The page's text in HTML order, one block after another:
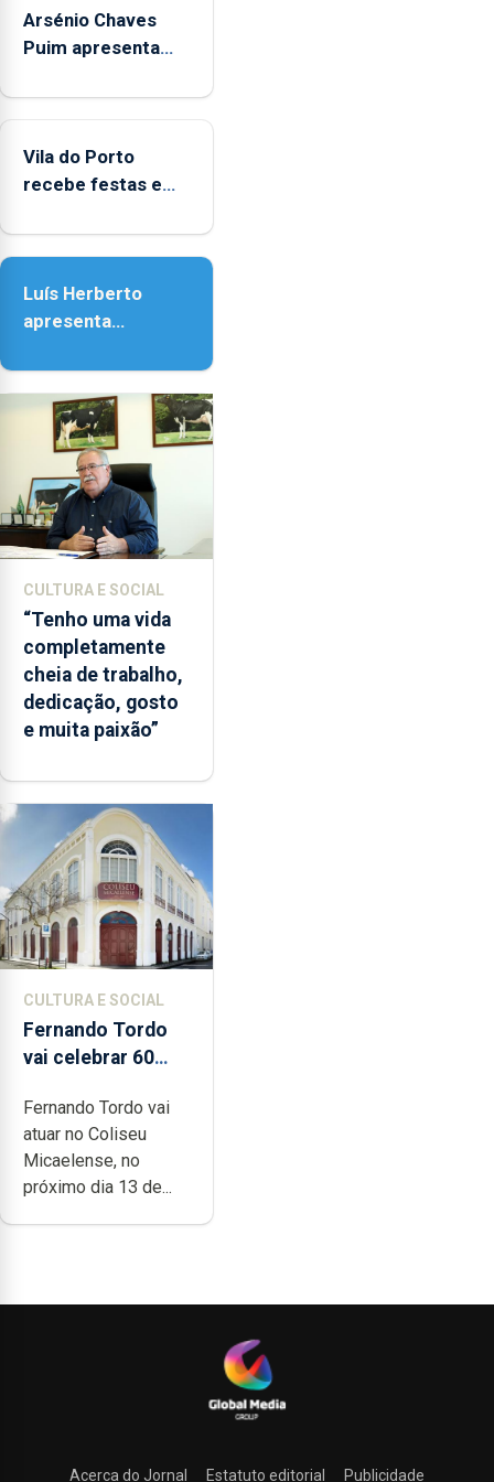
durante
o
de
entre
as
e
as
18h00.
Arsénio Chaves
Puim apresenta
de Vila do Porto
Vila do Porto
recebe festas em
Senhora da
Luís Herberto
apresenta
Paisagem’
CULTURA E SOCIAL
“Tenho uma vida
completamente
cheia de trabalho,
dedicação, gosto
e muita paixão”
CULTURA E SOCIAL
Fernando Tordo
vai celebrar 60
no Coliseu
Micaelense
Fernando Tordo vai
atuar no Coliseu
Micaelense, no
próximo dia 13 de...
Acerca do Jornal Estatuto editorial Publicidade